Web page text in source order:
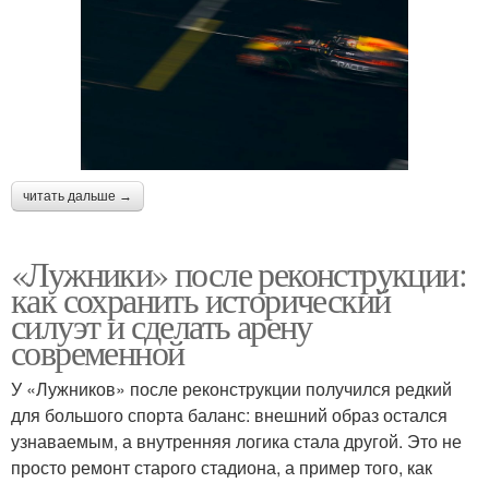
читать дальше →
«Лужники» после реконструкции:
как сохранить исторический
силуэт и сделать арену
современной
У «Лужников» после реконструкции получился редкий
для большого спорта баланс: внешний образ остался
узнаваемым, а внутренняя логика стала другой. Это не
просто ремонт старого стадиона, а пример того, как